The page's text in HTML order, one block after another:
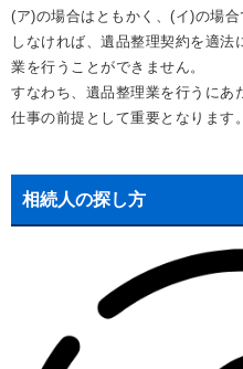
(ア)の場合はともかく、(イ)の場
しなければ、遺品整理契約を適
業を行うことができません。
すなわち、遺品整理業を行うにあ
仕事の前提として重要となります。
相続人の探し方